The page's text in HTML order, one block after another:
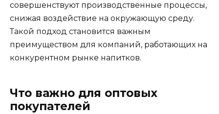
совершенствуют производственные процессы,
снижая воздействие на окружающую среду.
Такой подход становится важным
преимуществом для компаний, работающих на
конкурентном рынке напитков.
Что важно для оптовых
покупателей